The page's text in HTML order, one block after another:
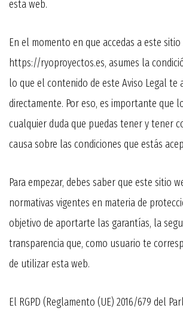
esta web.
En el momento en que accedas a este sitio
https://ryoproyectos.es, asumes la
lo que el contenido de este Aviso Legal te
directamente. Por eso, es importante que
cualquier duda que puedas tener y tener
causa sobre las condiciones que estás
Para empezar, debes saber que este sitio
normativas vigentes en materia de
objetivo de aportarte las garantías, la
transparencia que, como usuario te
de utilizar esta web.
El RGPD (Reglamento (UE) 2016/679 del